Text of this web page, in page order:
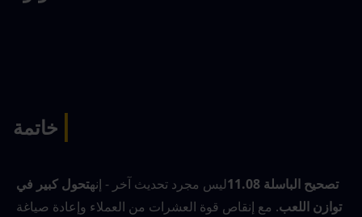
| خاتمة
تصحيح الباسلة 11.08 ليس مجرد تحديث آخر - إنه
توازن اللعب